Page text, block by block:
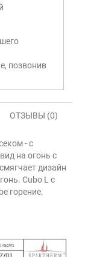
позвонив
ОТЗЫВЫ (0)
- с
на огонь с
дизайн
Cubo L с
горение.